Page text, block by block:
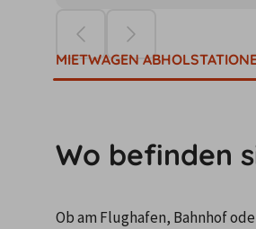
MIETWAGEN
Wo befinden
Ob am Flughafen, Bahnhof